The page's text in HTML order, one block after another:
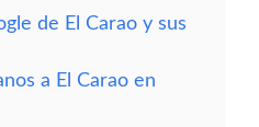
de El Carao y sus
a El Carao en